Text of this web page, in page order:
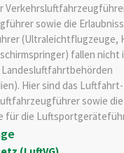
sowie die
(Ultraleichtflugzeuge,
fallen nicht
Hier sind das
sowie die
für die